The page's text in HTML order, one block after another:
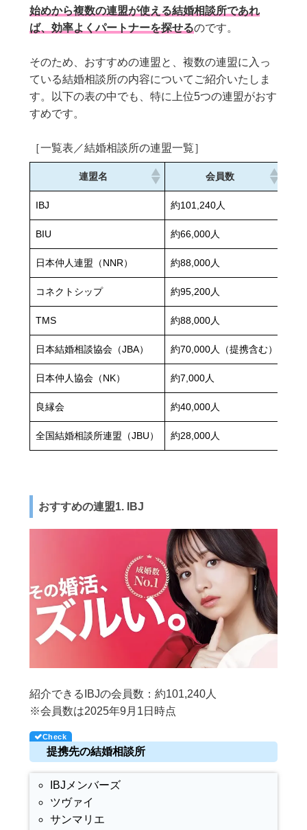
始めから複数の連盟が使える結婚相談所であれ
ば、効率よくパートナーを探せるのです。
そのため、おすすめの連盟と、複数の連盟に入っ
ている結婚相談所の内容についてご紹介いたしま
す。以下の表の中でも、特に上位5つの連盟がおす
すめです。
［一覧表／結婚相談所の連盟一覧］
連盟名 会員数
IBJ 約101,240人
BIU 約66,000人
日本仲人連盟（NNR） 約88,000人
コネクトシップ 約95,200人
TMS 約88,000人
日本結婚相談協会（JBA） 約70,000人（提携含む）
日本仲人協会（NK） 約7,000人
良縁会 約40,000人
全国結婚相談所連盟（JBU） 約28,000人
おすすめの連盟1. IBJ
紹介できるIBJの会員数：約101,240人
※会員数は2025年9月1日時点
提携先の結婚相談所
IBJメンバーズ
ツヴァイ
サンマリエ